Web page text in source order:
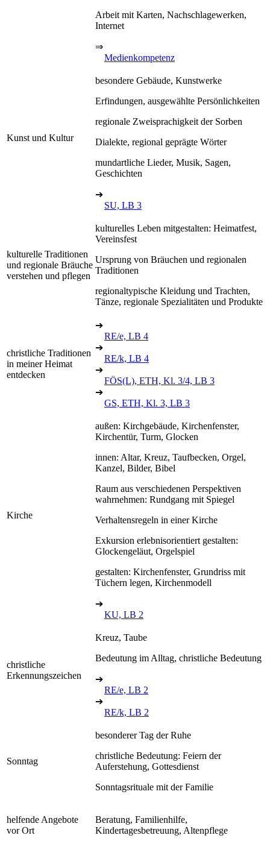
Arbeit mit Karten, Nachschlagewerken,
Internet
⇒
Medienkompetenz
Kunst und Kultur
besondere Gebäude, Kunstwerke
Erfindungen, ausgewählte Persönlichkeiten
regionale Zweisprachigkeit der Sorben
Dialekte, regional geprägte Wörter
mundartliche Lieder, Musik, Sagen,
Geschichten
➔
SU, LB 3
kulturelle Traditionen
und regionale Bräuche
verstehen und pflegen
kulturelles Leben mitgestalten: Heimatfest,
Vereinsfest
Ursprung von Bräuchen und regionalen
Traditionen
regionaltypische Kleidung und Trachten,
Tänze, regionale Spezialitäten und Produkte
christliche Traditionen
in meiner Heimat
entdecken
➔
RE/e, LB 4
➔
RE/k, LB 4
➔
FÖS(L), ETH, Kl. 3/4, LB 3
➔
GS, ETH, Kl. 3, LB 3
Kirche
außen: Kirchgebäude, Kirchenfenster,
Kirchentür, Turm, Glocken
innen: Altar, Kreuz, Taufbecken, Orgel,
Kanzel, Bilder, Bibel
Raum aus verschiedenen Perspektiven
wahrnehmen: Rundgang mit Spiegel
Verhaltensregeln in einer Kirche
Exkursion erlebnisorientiert gestalten:
Glockengeläut, Orgelspiel
gestalten: Kirchenfenster, Grundriss mit
Tüchern legen, Kirchenmodell
➔
KU, LB 2
christliche
Erkennungszeichen
Kreuz, Taube
Bedeutung im Alltag, christliche Bedeutung
➔
RE/e, LB 2
➔
RE/k, LB 2
Sonntag
besonderer Tag der Ruhe
christliche Bedeutung: Feiern der
Auferstehung, Gottesdienst
Sonntagsrituale mit der Familie
helfende Angebote
vor Ort
Beratung, Familienhilfe,
Kindertagesbetreuung, Altenpflege